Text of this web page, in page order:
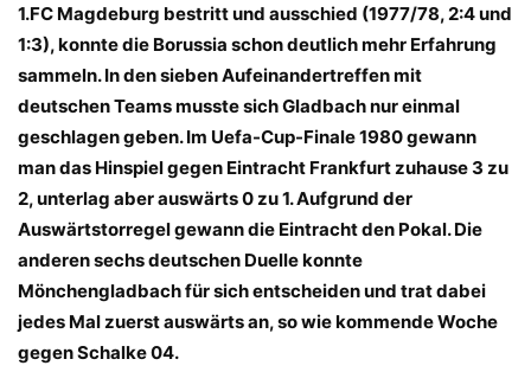
1.FC Magdeburg bestritt und ausschied (1977/78, 2:4 und
1:3), konnte die Borussia schon deutlich mehr Erfahrung
sammeln. In den sieben Aufeinandertreffen mit
deutschen Teams musste sich Gladbach nur einmal
geschlagen geben. Im Uefa-Cup-Finale 1980 gewann
man das Hinspiel gegen Eintracht Frankfurt zuhause 3 zu
2, unterlag aber auswärts 0 zu 1. Aufgrund der
Auswärtstorregel gewann die Eintracht den Pokal. Die
anderen sechs deutschen Duelle konnte
Mönchengladbach für sich entscheiden und trat dabei
jedes Mal zuerst auswärts an, so wie kommende Woche
gegen Schalke 04.